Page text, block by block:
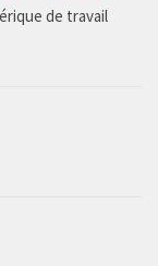
de travail